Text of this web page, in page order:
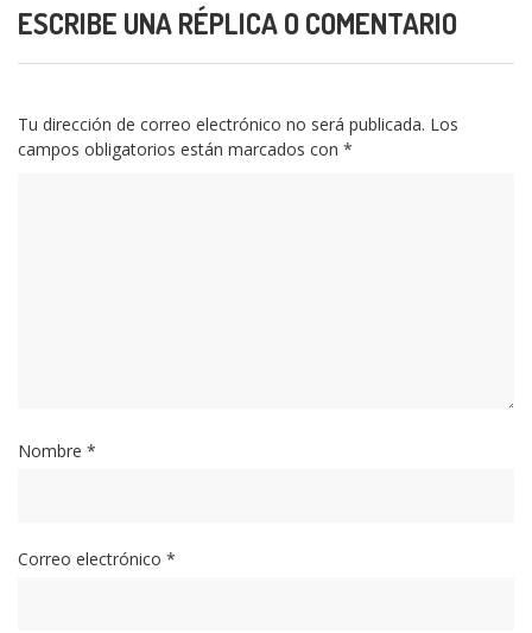
ESCRIBE UNA RÉPLICA O COMENTARIO
Tu dirección de correo electrónico no será publicada. Los
campos obligatorios están marcados con *
Nombre *
Correo electrónico *